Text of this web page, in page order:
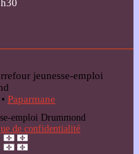
jeunesse-emploi
Paparmane
emploi Drummond
de confidentialité